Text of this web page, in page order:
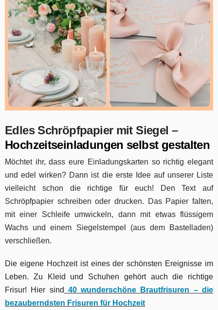
Edles Schröpfpapier mit Siegel –
Hochzeitseinladungen selbst gestalten
Möchtet ihr, dass eure Einladungskarten so richtig elegant
und edel wirken? Dann ist die erste Idee auf unserer Liste
vielleicht schon die richtige für euch! Den Text auf
Schröpfpapier schreiben oder drucken. Das Papier falten,
mit einer Schleife umwickeln, dann mit etwas flüssigem
Wachs und einem Siegelstempel (aus dem Bastelladen)
verschließen.
Die eigene Hochzeit ist eines der schönsten Ereignisse im
Leben. Zu Kleid und Schuhen gehört auch die richtige
Frisur! Hier sind 40 wunderschöne Brautfrisuren – die
bezauberndsten Frisuren für Hochzeit